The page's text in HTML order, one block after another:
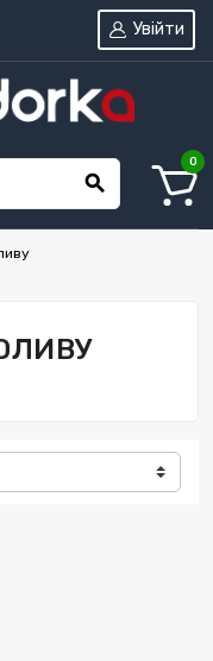
search
Увійти
0